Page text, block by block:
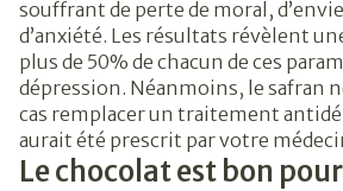
souffrant de perte de moral,
d’anxiété. Les résultats révèlent
plus de 50% de chacun de ces
dépression. Néanmoins, le safran
cas remplacer un traitement
aurait été prescrit par votre
Le chocolat est bon